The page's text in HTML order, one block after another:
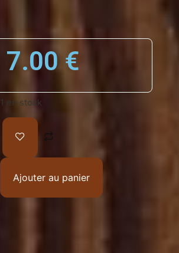
7.00€
1 en stock
Ajouter au panier